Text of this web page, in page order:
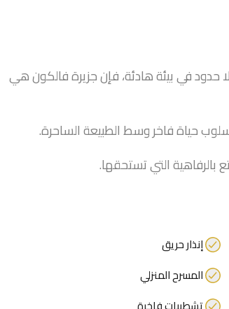
حدود في بيئة هادئة، فإن جزيرة فالكون هي
حياة فاخر وسط الطبيعة الساحرة.
التي تستحقها.
إنذار حريق
المسرح المنزلي